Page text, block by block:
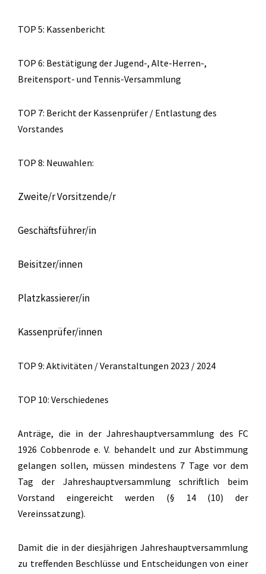
TOP 5: Kassenbericht
TOP 6: Bestätigung der Jugend-, Alte-Herren-,
Breitensport- und Tennis-Versammlung
TOP 7: Bericht der Kassenprüfer / Entlastung des
Vorstandes
TOP 8: Neuwahlen:
Zweite/r Vorsitzende/r
Geschäftsführer/in
Beisitzer/innen
Platzkassierer/in
Kassenprüfer/innen
TOP 9: Aktivitäten / Veranstaltungen 2023 / 2024
TOP 10: Verschiedenes
Anträge, die in der Jahreshauptversammlung des FC
1926 Cobbenrode e. V. behandelt und zur Abstimmung
gelangen sollen, müssen mindestens 7 Tage vor dem
Tag der Jahreshauptversammlung schriftlich beim
Vorstand eingereicht werden (§ 14 (10) der
Vereinssatzung).
Damit die in der diesjährigen Jahreshauptversammlung
zu treffenden Beschlüsse und Entscheidungen von einer